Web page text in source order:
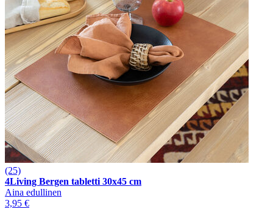
(25)
4Living Bergen tabletti 30x45 cm
Aina edullinen
3,95 €